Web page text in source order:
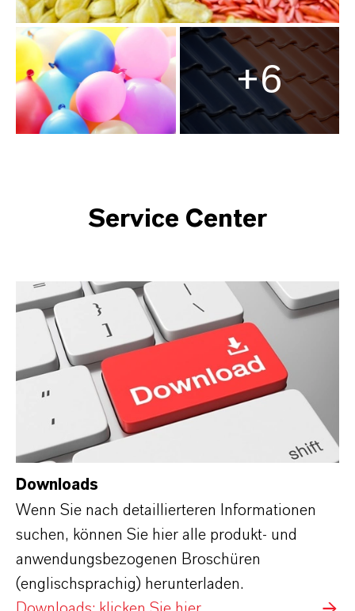
+6
Service Center
Downloads
Wenn Sie nach detaillierteren Informationen
suchen, können Sie hier alle produkt- und
anwendungsbezogenen Broschüren
(englischsprachig) herunterladen.